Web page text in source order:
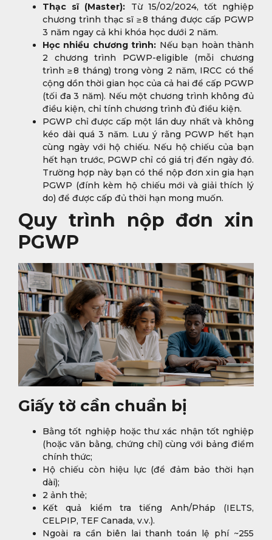
Thạc sĩ (Master): Từ 15/02/2024, tốt nghiệp
chương trình thạc sĩ ≥ 8 tháng được cấp PGWP
3 năm ngay cả khi khóa học dưới 2 năm.
Học nhiều chương trình: Nếu bạn hoàn thành
2 chương trình PGWP-eligible (mỗi chương
trình ≥ 8 tháng) trong vòng 2 năm, IRCC có thể
cộng dồn thời gian học của cả hai để cấp PGWP
(tối đa 3 năm). Nếu một chương trình không đủ
điều kiện, chỉ tính chương trình đủ điều kiện.
PGWP chỉ được cấp một lần duy nhất và không
kéo dài quá 3 năm. Lưu ý rằng PGWP hết hạn
cùng ngày với hộ chiếu. Nếu hộ chiếu của bạn
hết hạn trước, PGWP chỉ có giá trị đến ngày đó.
Trường hợp này bạn có thể nộp đơn xin gia hạn
PGWP (đính kèm hộ chiếu mới và giải thích lý
do) để được cấp đủ thời hạn mong muốn.
Quy trình nộp đơn xin
PGWP
Giấy tờ cần chuẩn bị
Bằng tốt nghiệp hoặc thư xác nhận tốt nghiệp
(hoặc văn bằng, chứng chỉ) cùng với bảng điểm
chính thức;
Hộ chiếu còn hiệu lực (để đảm bảo thời hạn
dài);
2 ảnh thẻ;
Kết quả kiểm tra tiếng Anh/Pháp (IELTS,
CELPIP, TEF Canada, v.v.).
Ngoài ra cần biên lai thanh toán lệ phí ~255